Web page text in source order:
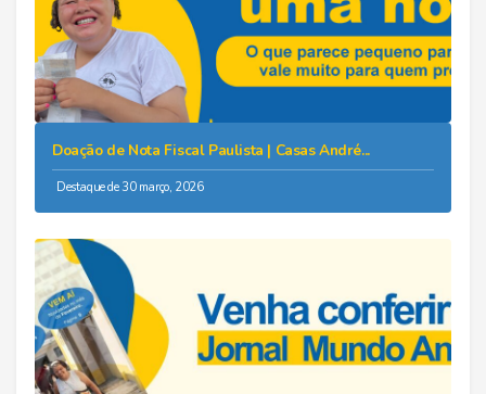
Doação de Nota Fiscal Paulista | Casas André...
Destaque de 30 março, 2026